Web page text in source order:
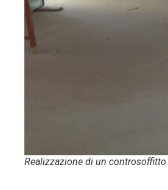
Realizzazione di un